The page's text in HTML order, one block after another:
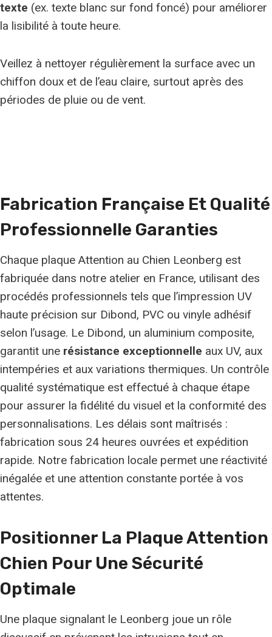
texte (ex. texte blanc sur fond foncé) pour améliorer
la lisibilité à toute heure.
Veillez à nettoyer régulièrement la surface avec un
chiffon doux et de l’eau claire, surtout après des
périodes de pluie ou de vent.
Fabrication Française Et Qualité
Professionnelle Garanties
Chaque plaque Attention au Chien Leonberg est
fabriquée dans notre atelier en France, utilisant des
procédés professionnels tels que l’impression UV
haute précision sur Dibond, PVC ou vinyle adhésif
selon l’usage. Le Dibond, un aluminium composite,
garantit une résistance exceptionnelle aux UV, aux
intempéries et aux variations thermiques. Un contrôle
qualité systématique est effectué à chaque étape
pour assurer la fidélité du visuel et la conformité des
personnalisations. Les délais sont maîtrisés :
fabrication sous 24 heures ouvrées et expédition
rapide. Notre fabrication locale permet une réactivité
inégalée et une attention constante portée à vos
attentes.
Positionner La Plaque Attention
Chien Pour Une Sécurité
Optimale
Une plaque signalant le Leonberg joue un rôle